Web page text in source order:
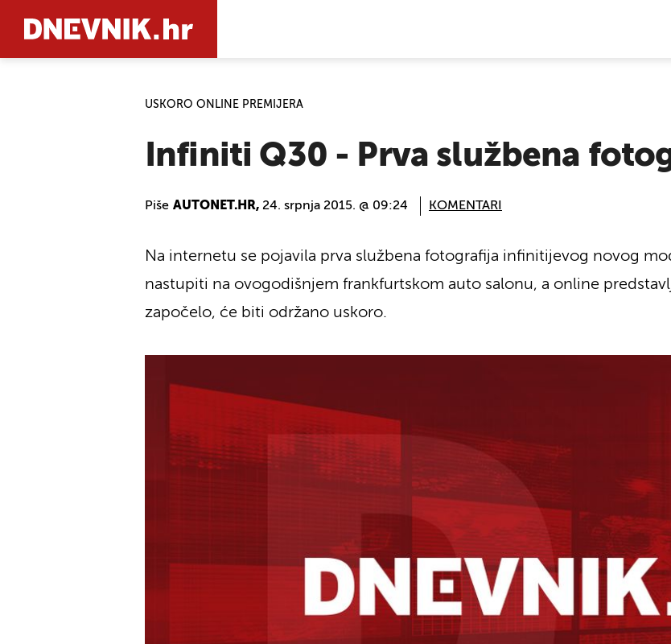
USKORO ONLINE PREMIJERA
Infiniti Q30 - Prva službena
Piše AUTONET.HR, 24. srpnja 2015. @ 09:24 KOMENTARI
Na internetu se pojavila prva službena fotografija infinitijevog novog
nastupiti na ovogodišnjem frankfurtskom auto salonu, a online
započelo, će biti održano uskoro.